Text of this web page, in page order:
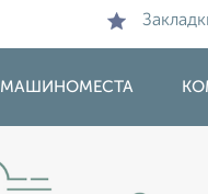
МАШИНОМЕСТА